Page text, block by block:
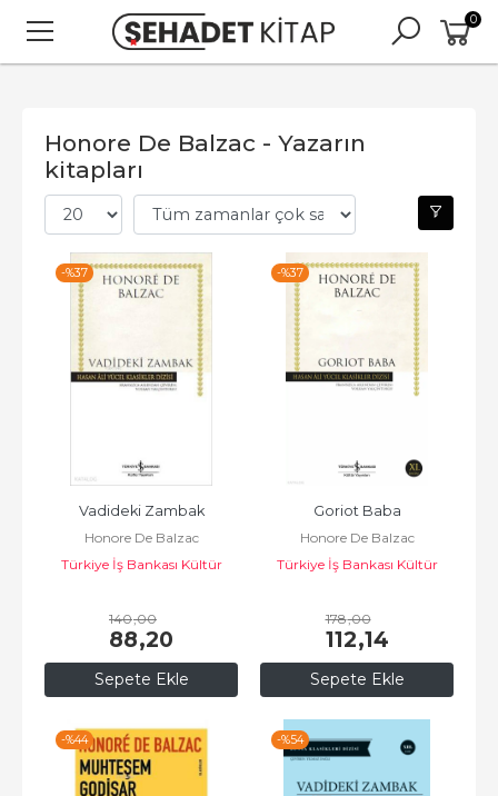
0
Honore De Balzac - Yazarın
kitapları
-%37
Sepete Ekle
Vadideki Zambak
Honore De Balzac
Türkiye İş Bankası Kültür
140,00
88,20
-%37
Sepete Ekle
Goriot Baba
Honore De Balzac
Türkiye İş Bankası Kültür
178,00
112,14
-%44 -%54